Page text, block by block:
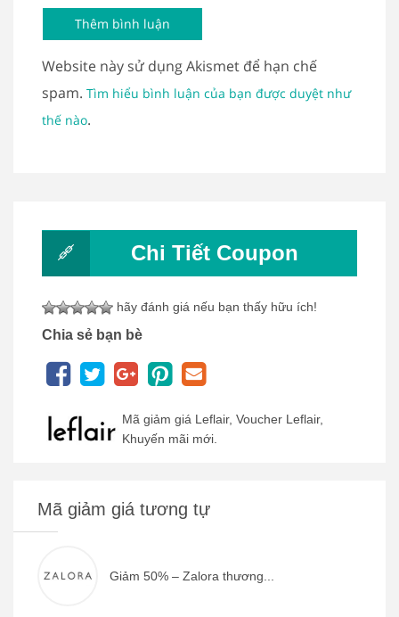
Website này sử dụng Akismet để hạn chế
spam. Tìm hiểu bình luận của bạn được duyệt như
thế nào.
Chi Tiết Coupon
hãy đánh giá nếu bạn thấy hữu ích!
Chia sẻ bạn bè
Mã giảm giá Leflair, Voucher Leflair,
Khuyến mãi mới.
Mã giảm giá tương tự
Giảm 50% – Zalora thương...